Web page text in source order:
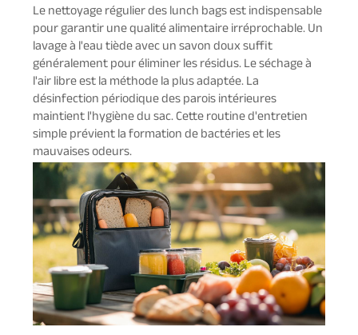
Le nettoyage régulier des lunch bags est indispensable
pour garantir une qualité alimentaire irréprochable. Un
lavage à l'eau tiède avec un savon doux suffit
généralement pour éliminer les résidus. Le séchage à
l'air libre est la méthode la plus adaptée. La
désinfection périodique des parois intérieures
maintient l'hygiène du sac. Cette routine d'entretien
simple prévient la formation de bactéries et les
mauvaises odeurs.